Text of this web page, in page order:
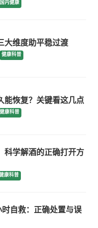
国内健康
大维度助平稳过渡
健康科普
能恢复？关键看这几点
健康科普
科学解酒的正确打开方
康科普
自救：正确处置与误